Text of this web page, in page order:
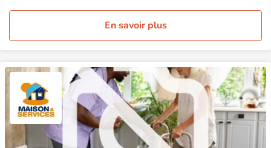
En savoir plus